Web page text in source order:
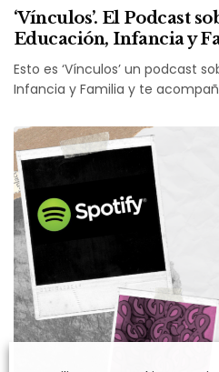
‘Vínculos’. El Podcast
Educación, Infancia y
Esto es ‘Vínculos’ un podcast
Infancia y Familia y te